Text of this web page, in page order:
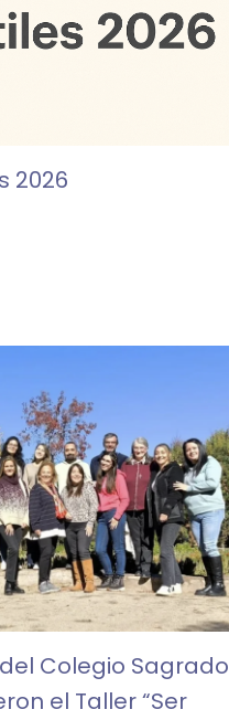
2026
Colegio Sagrado
el Taller “Ser